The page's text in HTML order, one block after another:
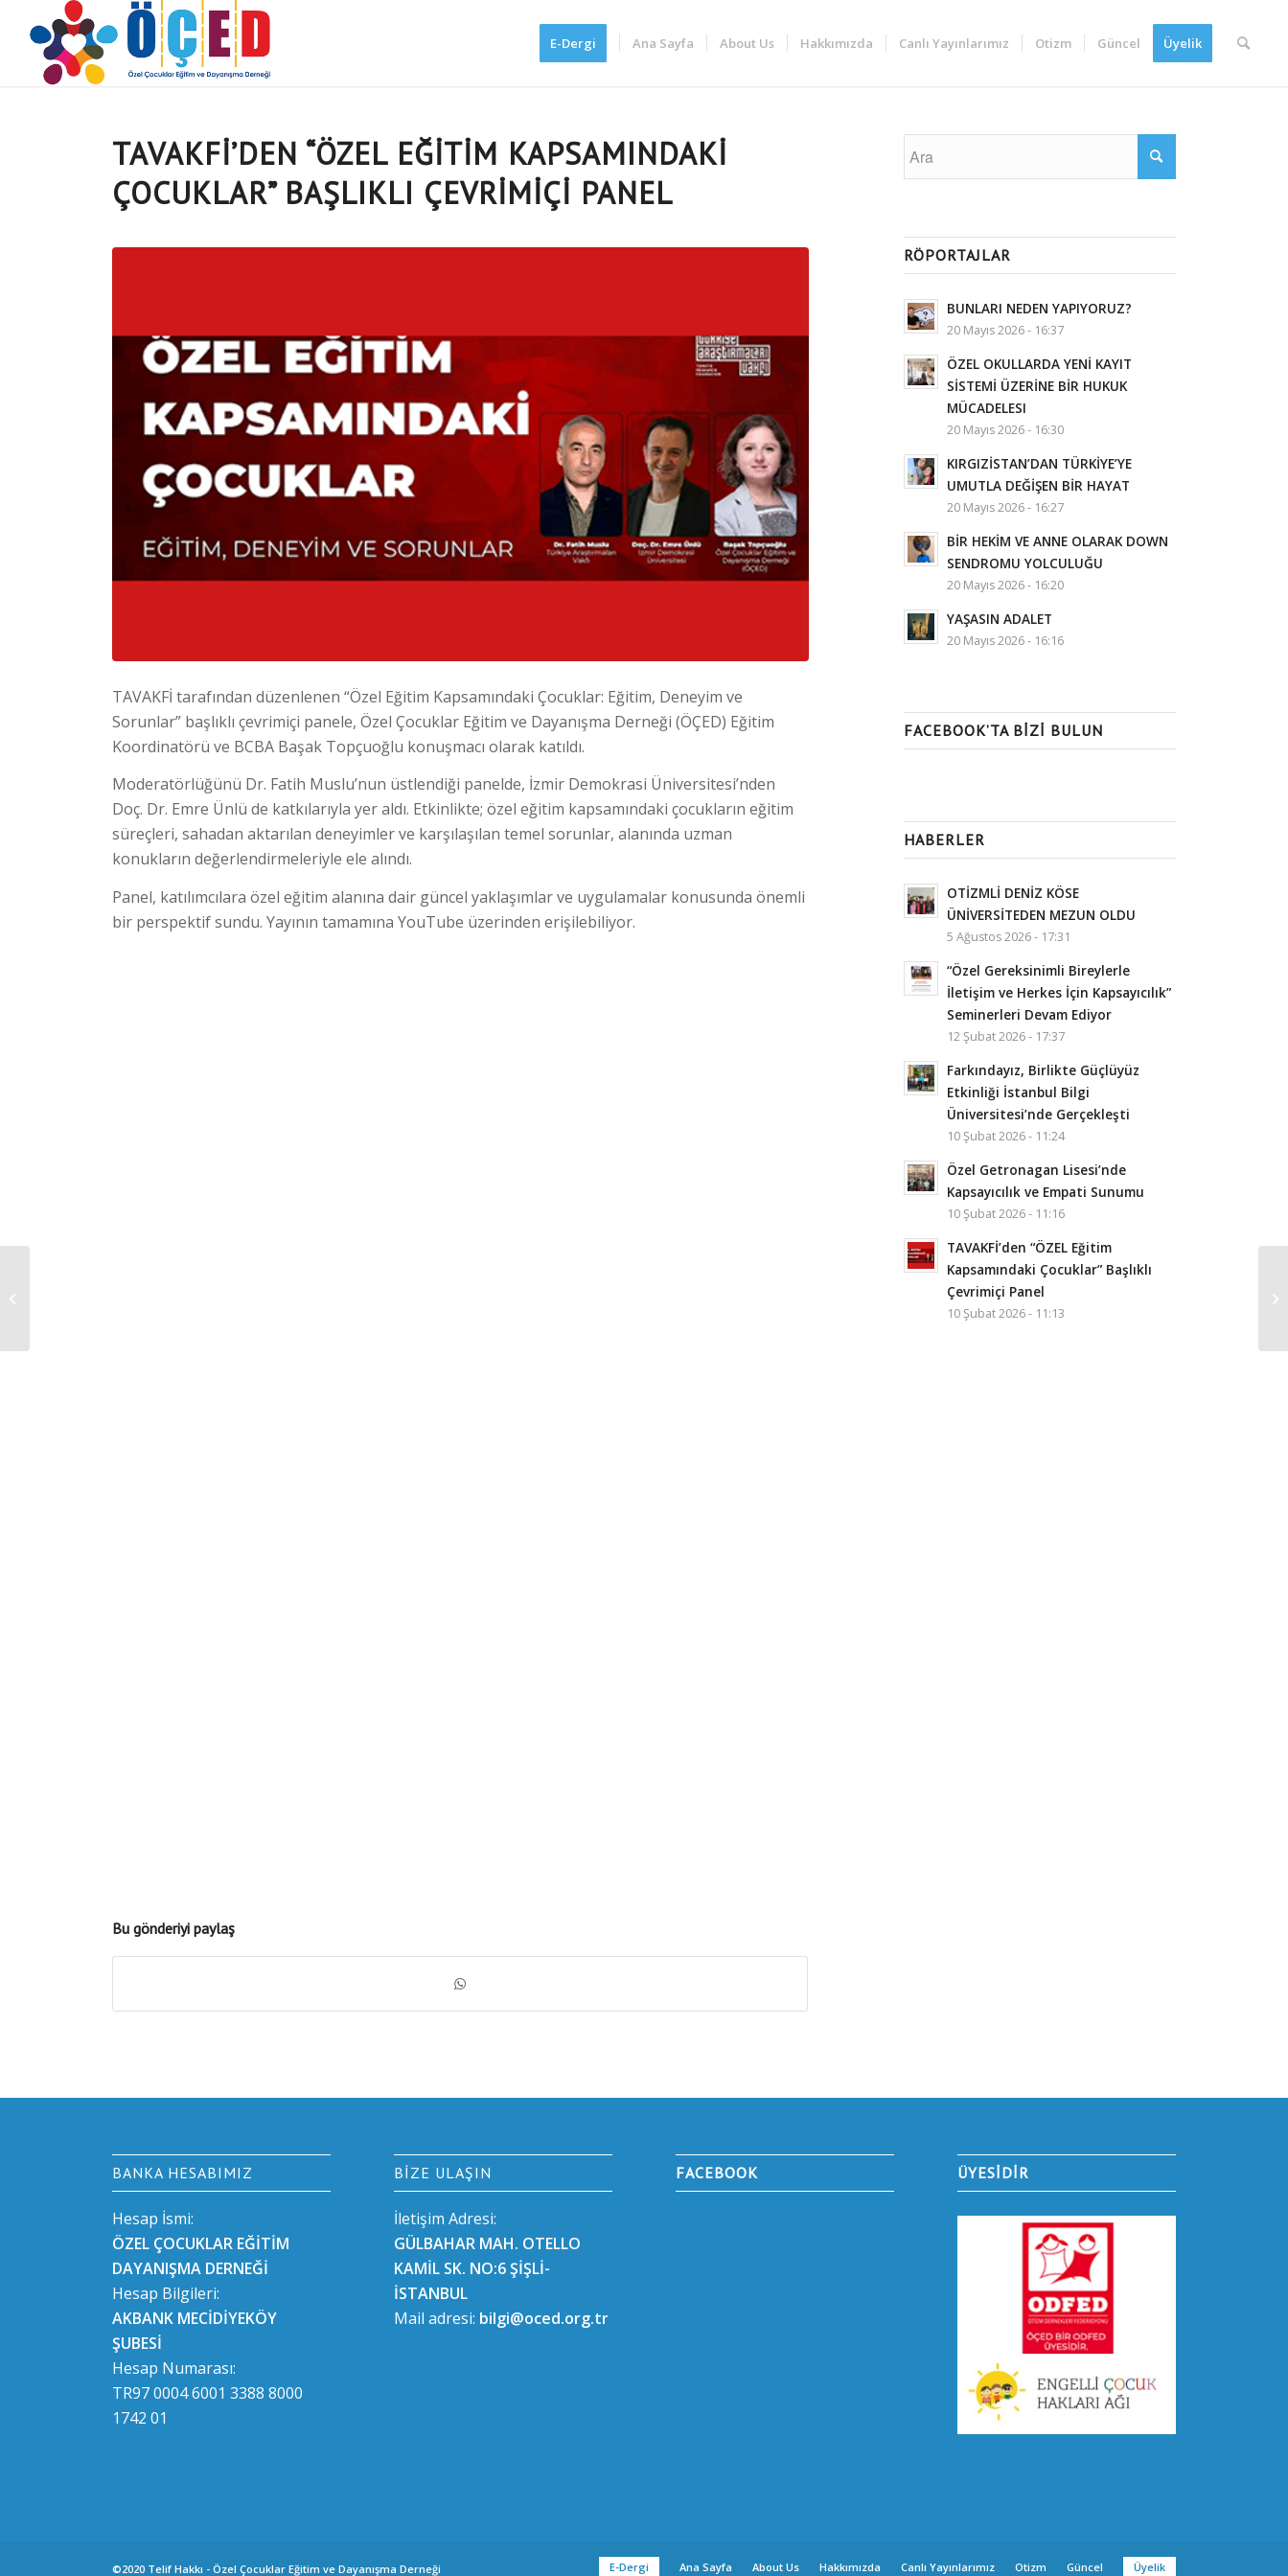
E-Dergi Ana Sayfa About Us Hakkımızda Canlı Yayınlarımız Otizm Güncel Üyelik
TAVAKFİ’DEN “ÖZEL EĞITIM KAPSAMINDAKI
ÇOCUKLAR” BAŞLIKLI ÇEVRIMIÇI PANEL
TAVAKFİ tarafından düzenlenen “Özel Eğitim Kapsamındaki Çocuklar: Eğitim, Deneyim ve
Sorunlar” başlıklı çevrimiçi panele, Özel Çocuklar Eğitim ve Dayanışma Derneği (ÖÇED) Eğitim
Koordinatörü ve BCBA Başak Topçuoğlu konuşmacı olarak katıldı.
Moderatörlüğünü Dr. Fatih Muslu’nun üstlendiği panelde, İzmir Demokrasi Üniversitesi’nden
Doç. Dr. Emre Ünlü de katkılarıyla yer aldı. Etkinlikte; özel eğitim kapsamındaki çocukların eğitim
süreçleri, sahadan aktarılan deneyimler ve karşılaşılan temel sorunlar, alanında uzman
konukların değerlendirmeleriyle ele alındı.
Panel, katılımcılara özel eğitim alanına dair güncel yaklaşımlar ve uygulamalar konusunda önemli
bir perspektif sundu. Yayının tamamına YouTube üzerinden erişilebiliyor.
Bu gönderiyi paylaş
RÖPORTAJLAR
BUNLARI NEDEN YAPIYORUZ?
20 Mayıs 2026 - 16:37
ÖZEL OKULLARDA YENİ KAYIT
SİSTEMİ ÜZERİNE BİR HUKUK
MÜCADELESI
20 Mayıs 2026 - 16:30
KIRGIZİSTAN’DAN TÜRKİYE’YE
UMUTLA DEĞİŞEN BİR HAYAT
20 Mayıs 2026 - 16:27
BİR HEKİM VE ANNE OLARAK DOWN
SENDROMU YOLCULUĞU
20 Mayıs 2026 - 16:20
YAŞASIN ADALET
20 Mayıs 2026 - 16:16
FACEBOOK’TA BIZI BULUN
HABERLER
OTİZMLİ DENİZ KÖSE
ÜNİVERSİTEDEN MEZUN OLDU
5 Ağustos 2026 - 17:31
“Özel Gereksinimli Bireylerle
İletişim ve Herkes İçin Kapsayıcılık”
Seminerleri Devam Ediyor
12 Şubat 2026 - 17:37
Farkındayız, Birlikte Güçlüyüz
Etkinliği İstanbul Bilgi
Üniversitesi’nde Gerçekleşti
10 Şubat 2026 - 11:24
Özel Getronagan Lisesi’nde
Kapsayıcılık ve Empati Sunumu
10 Şubat 2026 - 11:16
TAVAKFİ’den “ÖZEL Eğitim
Kapsamındaki Çocuklar” Başlıklı
Çevrimiçi Panel
10 Şubat 2026 - 11:13
BANKA HESABIMIZ
Hesap İsmi:
ÖZEL ÇOCUKLAR EĞİTİM
DAYANIŞMA DERNEĞİ
Hesap Bilgileri:
AKBANK MECİDİYEKÖY
ŞUBESİ
Hesap Numarası:
TR97 0004 6001 3388 8000
1742 01
BIZE ULAŞIN
İletişim Adresi:
GÜLBAHAR MAH. OTELLO
KAMİL SK. NO:6 ŞİŞLİ-
İSTANBUL
Mail adresi: bilgi@oced.org.tr
FACEBOOK ÜYESİDİR
©2020 Telif Hakkı - Özel Çocuklar Eğitim ve Dayanışma Derneği E-Dergi Ana Sayfa About Us Hakkımızda Canlı Yayınlarımız Otizm Güncel Üyelik